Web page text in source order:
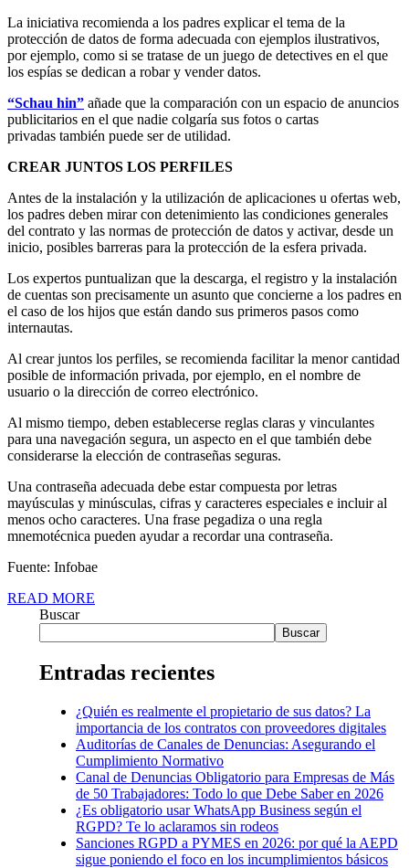
La iniciativa recomienda a los padres explicar el tema de la
protección de datos de forma adecuada con ejemplos ilustrativos,
por ejemplo, como si se tratase de un juego de detectives en el que
los espías se dedican a robar y vender datos.
“Schau hin” añade que la comparación con un espacio de anuncios
publicitarios en el que nadie colgaría sus fotos o cartas
privadas también puede ser de utilidad.
CREAR JUNTOS LOS PERFILES
Antes de la instalación y la utilización de aplicaciones u ofertas web,
los padres deben mirar con detenimiento las condiciones generales
del contrato y las normas de protección de datos y activar, desde un
inicio, posibles barreras para la protección de la esfera privada.
Los expertos puntualizan que la descarga, el registro y la instalación
de cuentas son precisamente un asunto que concierne a los padres en
el caso de los hijos que están dando sus primeros pasos como
internautas.
Al crear juntos los perfiles, se recomienda facilitar la menor cantidad
posible de información privada, por ejemplo, en el nombre de
usuario o la dirección de correo electrónico.
Al mismo tiempo, deben establecerse reglas claras y vinculantes
para una navegación segura, un aspecto en el que también debe
considerarse la elección de contraseñas seguras.
Una contraseña adecuada debe estar compuesta por letras
mayúsculas y minúsculas, cifras y caracteres especiales e incluir al
menos ocho caracteres. Una frase pegadiza o una regla
mnemotécnica pueden ayudar a recordar una contraseña.
Fuente: Infobae
READ MORE
Buscar
Buscar
Entradas recientes
¿Quién es realmente el propietario de sus datos? La
importancia de los contratos con proveedores digitales
Auditorías de Canales de Denuncias: Asegurando el
Cumplimiento Normativo
Canal de Denuncias Obligatorio para Empresas de Más
de 50 Trabajadores: Todo lo que Debe Saber en 2026
¿Es obligatorio usar WhatsApp Business según el
RGPD? Te lo aclaramos sin rodeos
Sanciones RGPD a PYMES en 2026: por qué la AEPD
sigue poniendo el foco en los incumplimientos básicos